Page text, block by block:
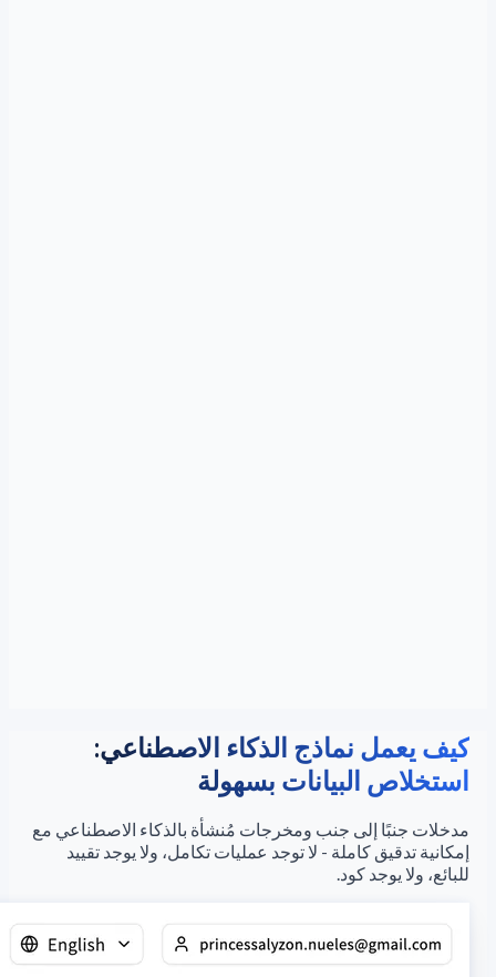
كيف يعمل نماذج الذكاء الاصطناعي:
استخلاص البيانات بسهولة
مدخلات جنبًا إلى جنب ومخرجات مُنشأة بالذكاء الاصطناعي مع
إمكانية تدقيق كاملة - لا توجد عمليات تكامل، ولا يوجد تقييد
للبائع، ولا يوجد كود.